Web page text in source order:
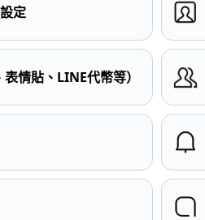
定
情貼、LINE代幣等）